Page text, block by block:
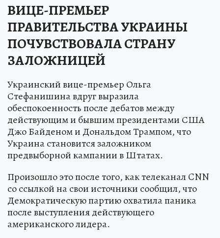
ВИЦЕ-ПРЕМЬЕР
ПРАВИТЕЛЬСТВА УКРАИНЫ
ПОЧУВСТВОВАЛА СТРАНУ
ЗАЛОЖНИЦЕЙ
Украинский вице-премьер Ольга
Стефанишина вдруг выразила
обеспокоенность после дебатов между
действующим и бывшим президентами США
Джо Байденом и Дональдом Трампом, что
Украина становится заложником
предвыборной кампании в Штатах.
Произошло это после того, как телеканал CNN
со ссылкой на свои источники сообщил, что
Демократическую партию охватила паника
после выступления действующего
американского лидера.